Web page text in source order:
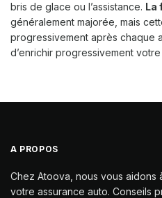
bris de glace ou l’assistance. La
généralement majorée, mais
progressivement après chaque
d’enrichir progressivement
A PROPOS
Chez Atoova, nous vous
votre assurance auto. Conseils